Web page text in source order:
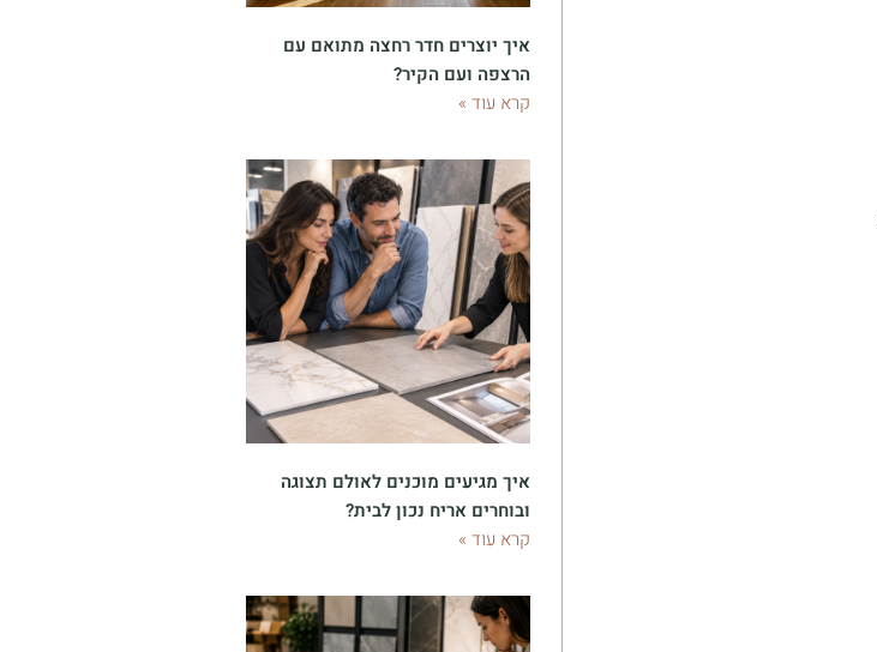
איך יוצרים חדר רחצה מתואם עם
הרצפה ועם הקיר?
קרא עוד »
איך מגיעים מוכנים לאולם תצוגה
ובוחרים אריח נכון לבית?
קרא עוד »